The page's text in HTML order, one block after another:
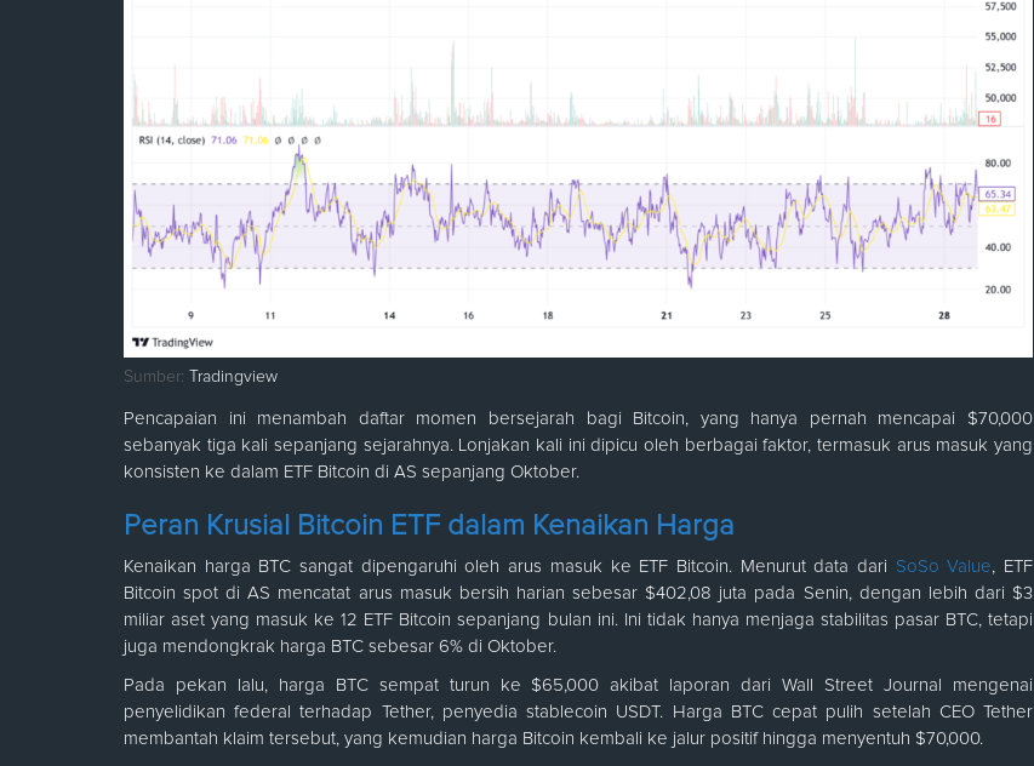
Sumber: Tradingview
Pencapaian ini menambah daftar momen bersejarah bagi Bitcoin, yang hanya pernah mencapai $70,000
sebanyak tiga kali sepanjang sejarahnya. Lonjakan kali ini dipicu oleh berbagai faktor, termasuk arus masuk yang
konsisten ke dalam ETF Bitcoin di AS sepanjang Oktober.
Peran Krusial Bitcoin ETF dalam Kenaikan Harga
Kenaikan harga BTC sangat dipengaruhi oleh arus masuk ke ETF Bitcoin. Menurut data dari SoSo Value, ETF
Bitcoin spot di AS mencatat arus masuk bersih harian sebesar $402,08 juta pada Senin, dengan lebih dari $3
miliar aset yang masuk ke 12 ETF Bitcoin sepanjang bulan ini. Ini tidak hanya menjaga stabilitas pasar BTC, tetapi
juga mendongkrak harga BTC sebesar 6% di Oktober.
Pada pekan lalu, harga BTC sempat turun ke $65,000 akibat laporan dari Wall Street Journal mengenai
penyelidikan federal terhadap Tether, penyedia stablecoin USDT. Harga BTC cepat pulih setelah CEO Tether
membantah klaim tersebut, yang kemudian harga Bitcoin kembali ke jalur positif hingga menyentuh $70,000.